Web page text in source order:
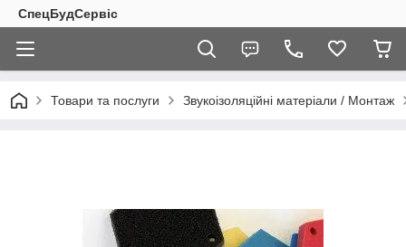
СпецБудСервіс
Товари та послуги Звукоізоляційні матеріали / Монтаж